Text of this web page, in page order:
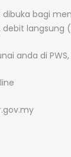
bagi
anda di